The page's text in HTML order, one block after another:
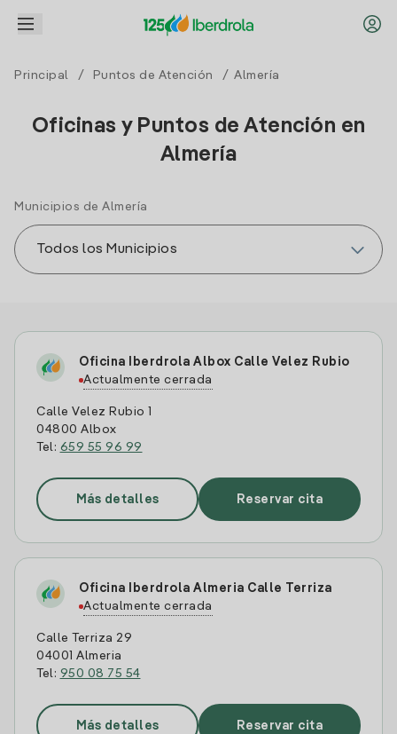
Principal / Puntos de Atención / Almería
Oficinas y Puntos de Atención en
Almería
Municipios de Almería
Oficina Iberdrola Albox Calle Velez Rubio
Actualmente cerrada
Calle Velez Rubio 1
04800 Albox
Tel: 659 55 96 99
Más detalles Reservar cita
Oficina Iberdrola Almeria Calle Terriza
Actualmente cerrada
Calle Terriza 29
04001 Almeria
Tel: 950 08 75 54
Más detalles Reservar cita